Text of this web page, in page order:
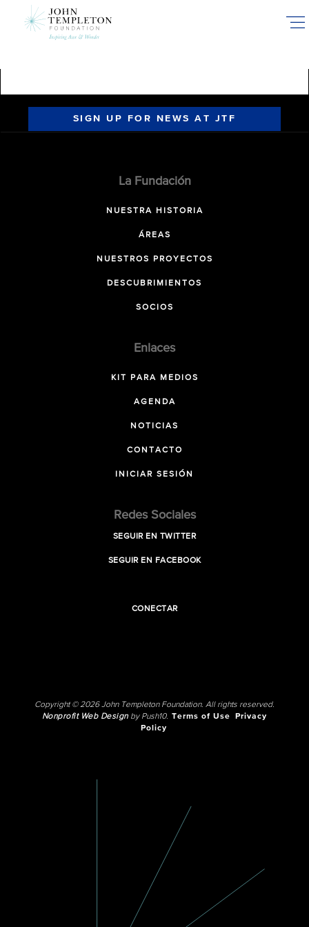
SIGN UP FOR NEWS AT JTF
La Fundación
NUESTRA HISTORIA
ÁREAS
NUESTROS PROYECTOS
DESCUBRIMIENTOS
SOCIOS
Enlaces
KIT PARA MEDIOS
AGENDA
NOTICIAS
CONTACTO
INICIAR SESIÓN
Redes Sociales
SEGUIR EN TWITTER
SEGUIR EN FACEBOOK
CONECTAR
Copyright © 2026 John Templeton Foundation. All rights reserved.
Nonprofit Web Designby Push10. Terms of Use
Privacy
Policy